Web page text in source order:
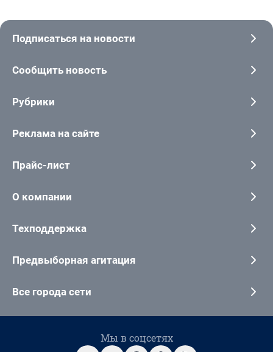
Подписаться на новости
Сообщить новость
Рубрики
Реклама на сайте
Прайс-лист
О компании
Техподдержка
Предвыборная агитация
Все города сети
Мы в соцсетях